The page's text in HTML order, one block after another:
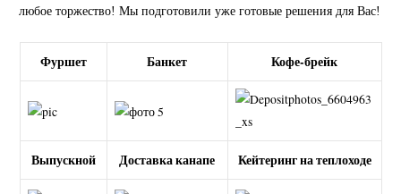
любое торжество! Мы подготовили уже готовые решения для Вас!
Фуршет Банкет Кофе-брейк
Выпускной Доставка канапе Кейтеринг на теплоходе